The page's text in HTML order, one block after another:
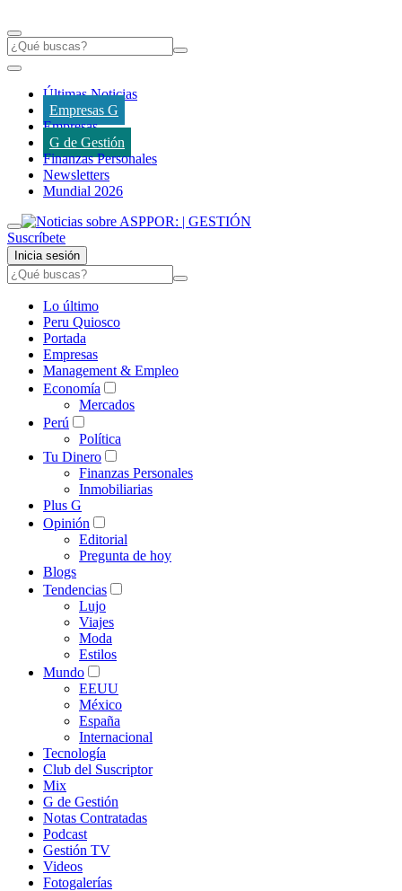
Últimas Noticias
Empresas G
Empresas
G de Gestión
Finanzas Personales
Newsletters
Mundial 2026
Suscríbete
Inicia sesión
Lo último
Peru Quiosco
Portada
Empresas
Management & Empleo
Economía
Mercados
Perú
Política
Tu Dinero
Finanzas Personales
Inmobiliarias
Plus G
Opinión
Editorial
Pregunta de hoy
Blogs
Tendencias
Lujo
Viajes
Moda
Estilos
Mundo
EEUU
México
España
Internacional
Tecnología
Club del Suscriptor
Mix
G de Gestión
Notas Contratadas
Podcast
Gestión TV
Videos
Fotogalerías